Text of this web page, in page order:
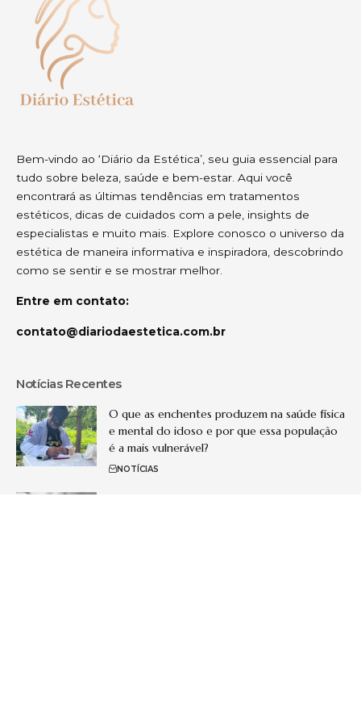
Bem-vindo ao ‘Diário da Estética’, seu guia essencial para
tudo sobre beleza, saúde e bem-estar. Aqui você
encontrará as últimas tendências em tratamentos
estéticos, dicas de cuidados com a pele, insights de
especialistas e muito mais. Explore conosco o universo da
estética de maneira informativa e inspiradora, descobrindo
como se sentir e se mostrar melhor.
Entre em contato:
contato@diariodaestetica.com.br
Notícias Recentes
O que as enchentes produzem na saúde física
e mental do idoso e por que essa população
é a mais vulnerável?
NOTÍCIAS